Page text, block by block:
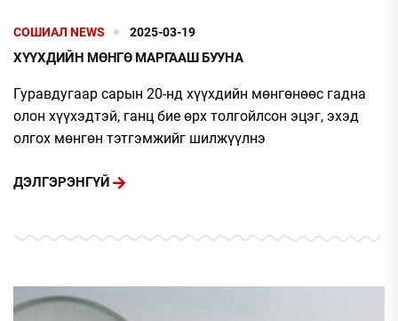
СОШИАЛ NEWS 2025-03-19
ХҮҮХДИЙН МӨНГӨ МАРГААШ БУУНА
Гуравдугаар сарын 20-нд хүүхдийн мөнгөнөөс гадна
олон хүүхэдтэй, ганц бие өрх толгойлсон эцэг, эхэд
олгох мөнгөн тэтгэмжийг шилжүүлнэ
ДЭЛГЭРЭНГҮЙ